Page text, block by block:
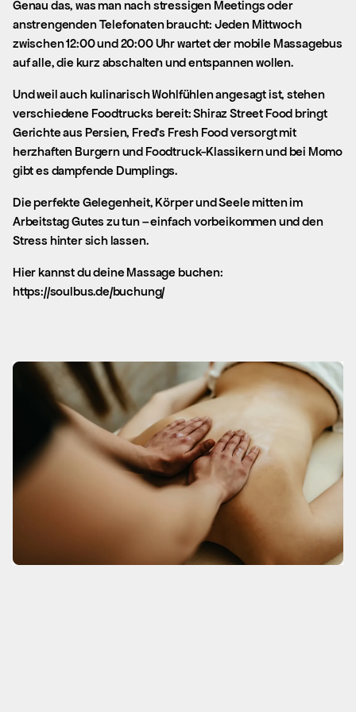
Genau das, was man nach stressigen Meetings oder
anstrengenden Telefonaten braucht: Jeden Mittwoch
zwischen 12:00 und 20:00 Uhr wartet der mobile Massagebus
auf alle, die kurz abschalten und entspannen wollen.
Und weil auch kulinarisch Wohlfühlen angesagt ist, stehen
verschiedene Foodtrucks bereit: Shiraz Street Food bringt
Gerichte aus Persien, Fred’s Fresh Food versorgt mit
herzhaften Burgern und Foodtruck-Klassikern und bei Momo
gibt es dampfende Dumplings.
Die perfekte Gelegenheit, Körper und Seele mitten im
Arbeitstag Gutes zu tun – einfach vorbeikommen und den
Stress hinter sich lassen.
Hier kannst du deine Massage buchen:
https://soulbus.de/buchung/